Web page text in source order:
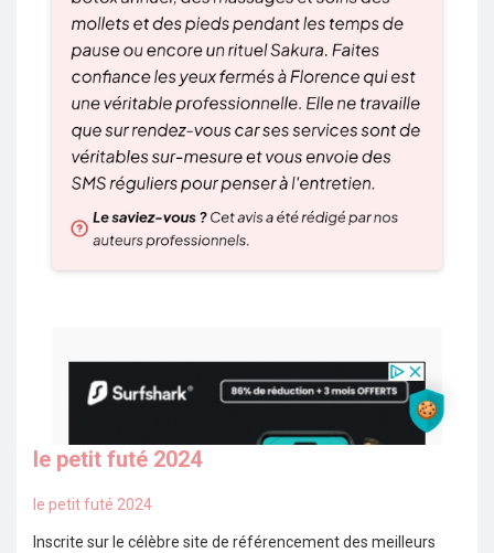
le petit futé 2024
le petit futé 2024
Inscrite sur le célèbre site de référencement des meilleurs